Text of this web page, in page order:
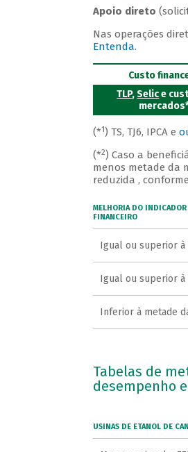
Apoio direto
Nas operações
Entenda.
Custo
TLP,Selice
(*1) TS, TJ6, IPCA e
(*2) Caso a
menos metade da
reduzida ,
MELHORIA DO
FINANCEIRO
Igual ou superior à
Igual ou superior à
Inferior à metade
Tabelas de
desempenho
USINAS DE ETANOL DE